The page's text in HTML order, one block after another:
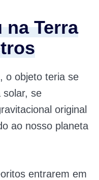
na Terra
o objeto teria se
solar, se
original
ao nosso planeta
entrarem em